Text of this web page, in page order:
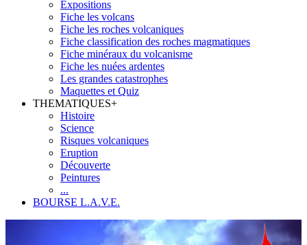
Expositions
Fiche les volcans
Fiche les roches volcaniques
Fiche classification des roches magmatiques
Fiche minéraux du volcanisme
Fiche les nuées ardentes
Les grandes catastrophes
Maquettes et Quiz
THEMATIQUES+
Histoire
Science
Risques volcaniques
Eruption
Découverte
Peintures
...
BOURSE L.A.V.E.